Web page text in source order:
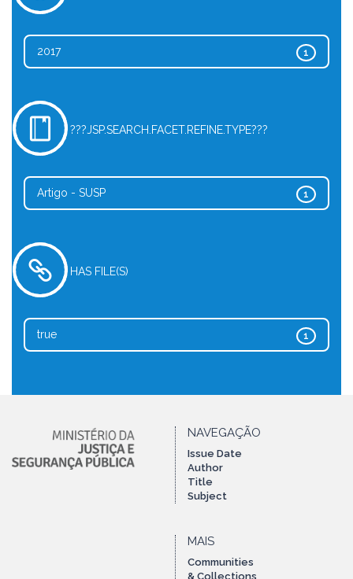
1
2017
???JSP.SEARCH.FACET.REFINE.TYPE???
1
Artigo - SUSP
HAS FILE(S)
1
true
NAVEGAÇÃO
Issue Date
Author
Title
Subject
MAIS
Communities
& Collections